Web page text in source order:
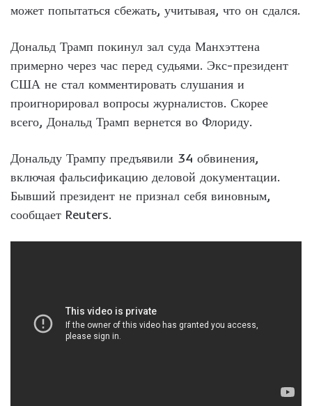
может попытаться сбежать, учитывая, что он сдался.
Дональд Трамп покинул зал суда Манхэттена
примерно через час перед судьями. Экс-президент
США не стал комментировать слушания и
проигнорировал вопросы журналистов. Скорее
всего, Дональд Трамп вернется во Флориду.
Дональду Трампу предъявили 34 обвинения,
включая фальсификацию деловой документации.
Бывший президент не признал себя виновным,
сообщает Reuters.